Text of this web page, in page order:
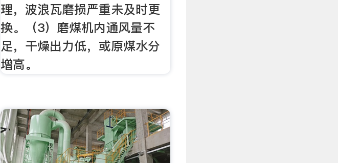
理，波浪瓦磨损严重未及时更
换。（3）磨煤机内通风量不
足，干燥出力低，或原煤水分
增高。